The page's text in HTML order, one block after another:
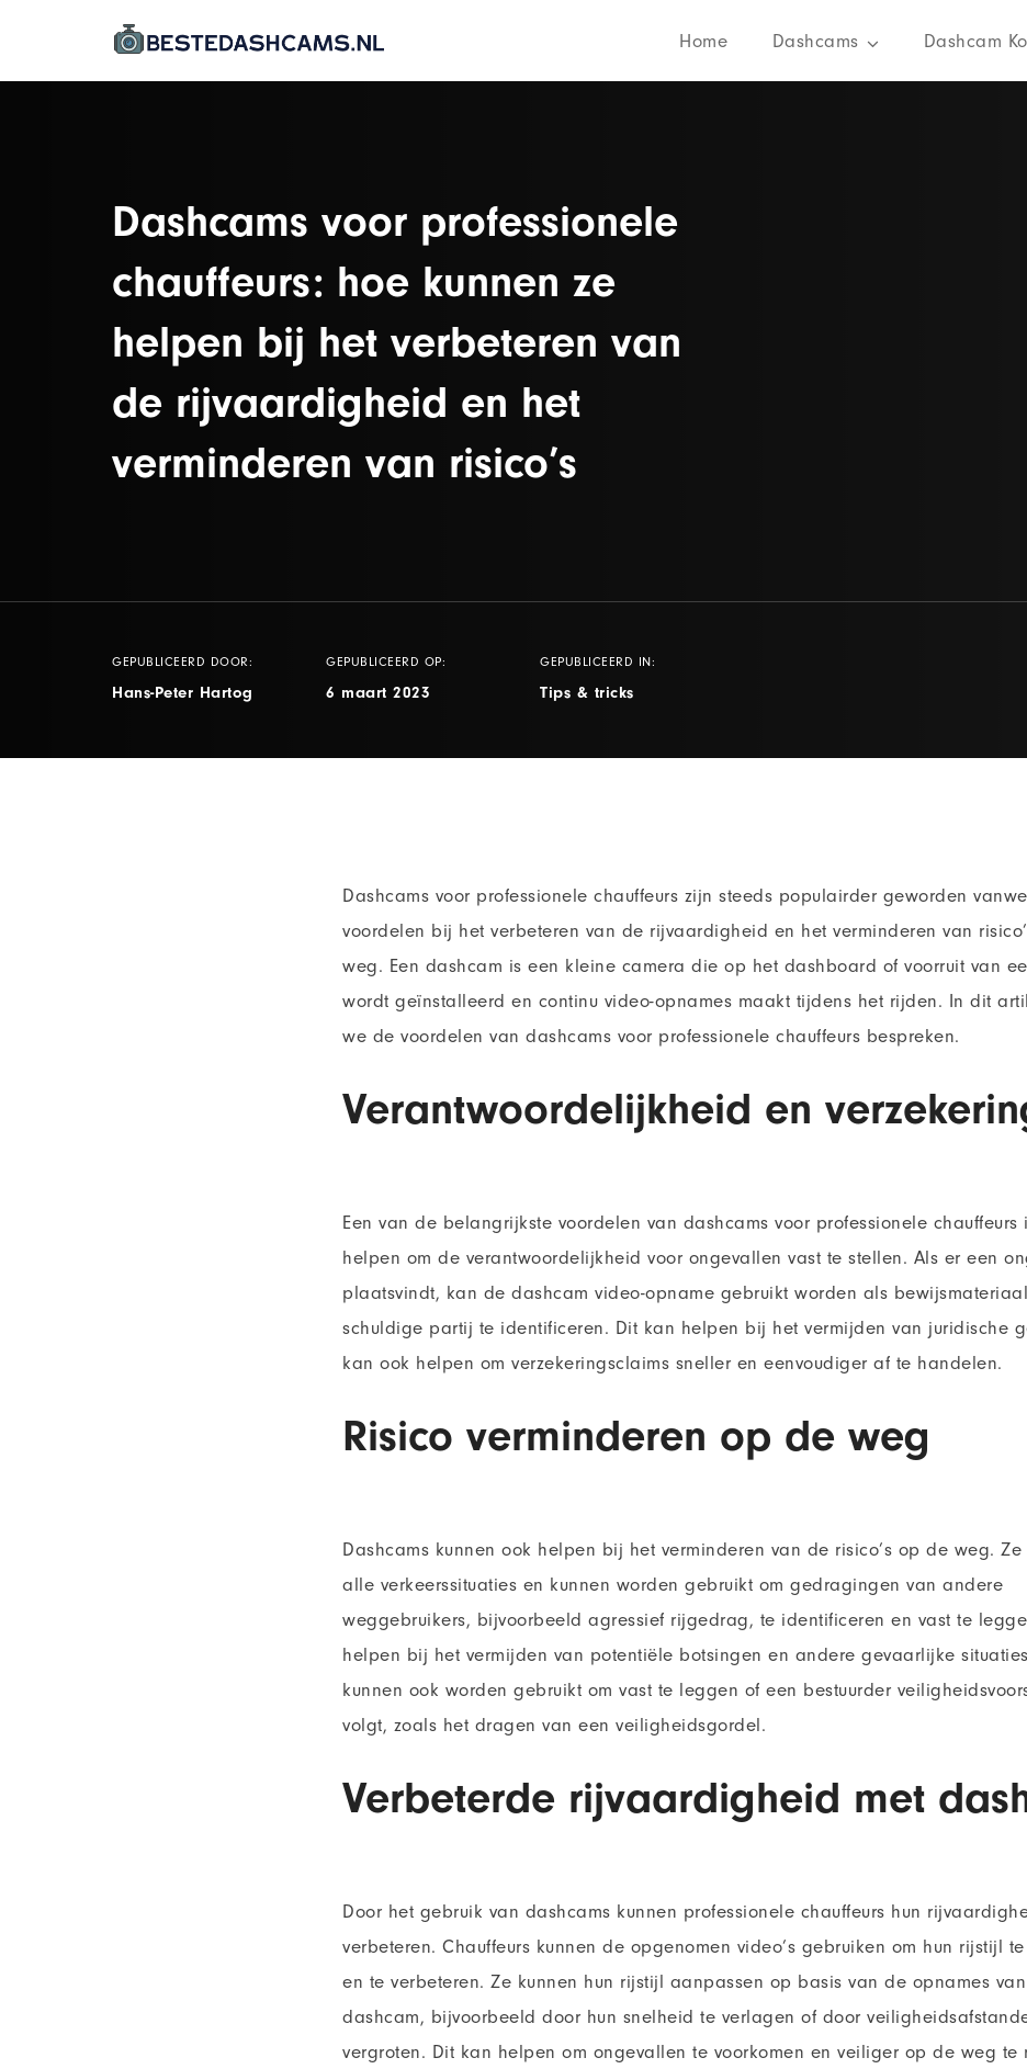
Home Dashcams Dashcam
Dashcams voor professionele
chauffeurs: hoe kunnen ze
helpen bij het verbeteren van
de rijvaardigheid en het
verminderen van risico’s
GEPUBLICEERD DOOR:
Hans-Peter Hartog
GEPUBLICEERD OP:
6 maart 2023
GEPUBLICEERD IN:
Tips & tricks
Dashcams voor professionele chauffeurs zijn steeds populairder geworden
voordelen bij het verbeteren van de rijvaardigheid en het verminderen van
weg. Een dashcam is een kleine camera die op het dashboard of voorruit van
wordt geïnstalleerd en continu video-opnames maakt tijdens het rijden. In dit
we de voordelen van dashcams voor professionele chauffeurs bespreken.
Verantwoordelijkheid en
Een van de belangrijkste voordelen van dashcams voor professionele chauffeurs
helpen om de verantwoordelijkheid voor ongevallen vast te stellen. Als er een
plaatsvindt, kan de dashcam video-opname gebruikt worden als
schuldige partij te identificeren. Dit kan helpen bij het vermijden van juridische
kan ook helpen om verzekeringsclaims sneller en eenvoudiger af te handelen.
Risico verminderen op de weg
Dashcams kunnen ook helpen bij het verminderen van de risico’s op de weg. Ze
alle verkeerssituaties en kunnen worden gebruikt om gedragingen van andere
weggebruikers, bijvoorbeeld agressief rijgedrag, te identificeren en vast te
helpen bij het vermijden van potentiële botsingen en andere gevaarlijke
kunnen ook worden gebruikt om vast te leggen of een bestuurder
volgt, zoals het dragen van een veiligheidsgordel.
Verbeterde rijvaardigheid met
Door het gebruik van dashcams kunnen professionele chauffeurs hun
verbeteren. Chauffeurs kunnen de opgenomen video’s gebruiken om hun rijstijl
en te verbeteren. Ze kunnen hun rijstijl aanpassen op basis van de opnames
dashcam, bijvoorbeeld door hun snelheid te verlagen of door
vergroten. Dit kan helpen om ongevallen te voorkomen en veiliger op de weg te